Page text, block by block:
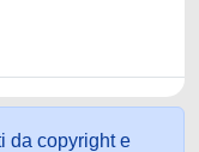
da copyright e